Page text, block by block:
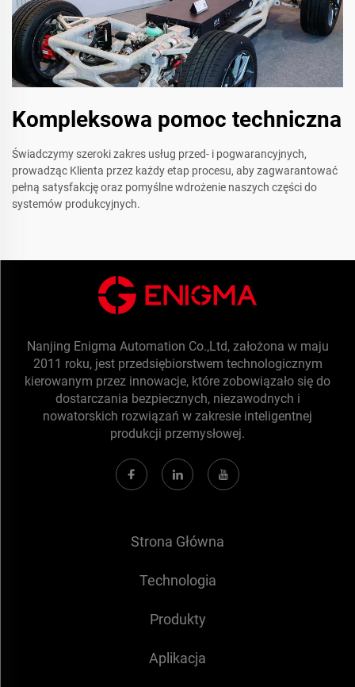
Kompleksowa pomoc techniczna
Świadczymy szeroki zakres usług przed- i pogwarancyjnych,
prowadząc Klienta przez każdy etap procesu, aby zagwarantować
pełną satysfakcję oraz pomyślne wdrożenie naszych części do
systemów produkcyjnych.
Nanjing Enigma Automation Co.,Ltd, założona w maju
2011 roku, jest przedsiębiorstwem technologicznym
kierowanym przez innowacje, które zobowiązało się do
dostarczania bezpiecznych, niezawodnych i
nowatorskich rozwiązań w zakresie inteligentnej
produkcji przemysłowej.
Strona Główna
Technologia
Produkty
Aplikacja